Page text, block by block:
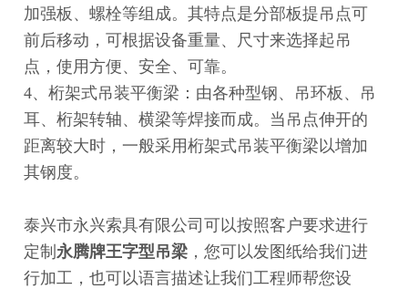
加强板、螺栓等组成。其特点是分部板提吊点可
前后移动，可根据设备重量、尺寸来选择起吊
点，使用方便、安全、可靠。
4、桁架式吊装平衡梁：由各种型钢、吊环板、吊
耳、桁架转轴、横梁等焊接而成。当吊点伸开的
距离较大时，一般采用桁架式吊装平衡梁以增加
其钢度。
泰兴市永兴索具有限公司可以按照客户要求进行
定制永腾牌王字型吊梁 ，您可以发图纸给我们进
行加工，也可以语言描述让我们工程师帮您设